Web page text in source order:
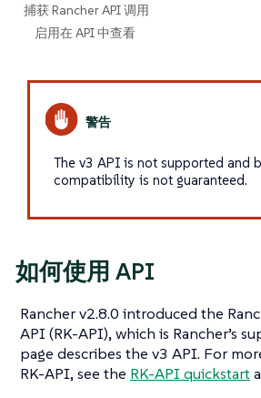
捕获 Rancher API 调用
启用在 API 中查看
The v3 API is not supported and
compatibility is not guaranteed.
如何使用 API
Rancher v2.8.0 introduced the
API (RK-API), which is Rancher’s
page describes the v3 API. For
RK-API, see the RK-API quickstart